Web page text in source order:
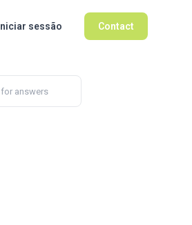
Iniciar sessão Contact